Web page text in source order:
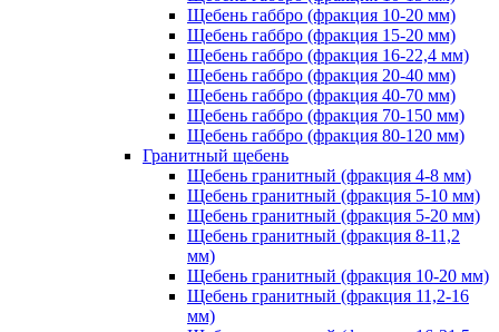
Щебень габбро (фракция 10-20 мм)
Щебень габбро (фракция 15-20 мм)
Щебень габбро (фракция 16-22,4 мм)
Щебень габбро (фракция 20-40 мм)
Щебень габбро (фракция 40-70 мм)
Щебень габбро (фракция 70-150 мм)
Щебень габбро (фракция 80-120 мм)
Гранитный щебень
Щебень гранитный (фракция 4-8 мм)
Щебень гранитный (фракция 5-10 мм)
Щебень гранитный (фракция 5-20 мм)
Щебень гранитный (фракция 8-11,2
мм)
Щебень гранитный (фракция 10-20 мм)
Щебень гранитный (фракция 11,2-16
мм)